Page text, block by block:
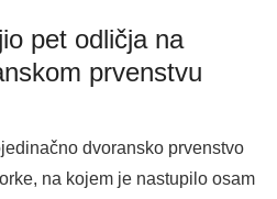
pet odličja na
prvenstvu
dvoransko prvenstvo
na kojem je nastupilo osam